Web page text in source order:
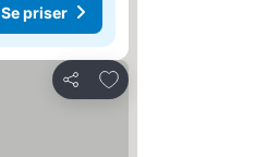
Se priser
Del
Føj til favoritter